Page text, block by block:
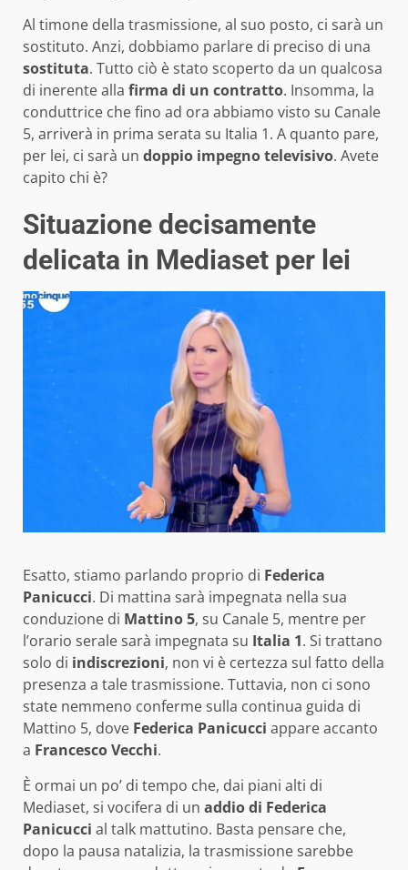
Al timone della trasmissione, al suo posto, ci sarà un
sostituto. Anzi, dobbiamo parlare di preciso di una
sostituta. Tutto ciò è stato scoperto da un qualcosa
di inerente alla firma di un contratto. Insomma, la
conduttrice che fino ad ora abbiamo visto su Canale
5, arriverà in prima serata su Italia 1. A quanto pare,
per lei, ci sarà un doppio impegno televisivo. Avete
capito chi è?
Situazione decisamente
delicata in Mediaset per lei
Esatto, stiamo parlando proprio di Federica
Panicucci. Di mattina sarà impegnata nella sua
conduzione di Mattino 5, su Canale 5, mentre per
l’orario serale sarà impegnata su Italia 1. Si trattano
solo di indiscrezioni, non vi è certezza sul fatto della
presenza a tale trasmissione. Tuttavia, non ci sono
state nemmeno conferme sulla continua guida di
Mattino 5, dove Federica Panicucci appare accanto
a Francesco Vecchi.
È ormai un po’ di tempo che, dai piani alti di
Mediaset, si vocifera di un addio di Federica
Panicucci al talk mattutino. Basta pensare che,
dopo la pausa natalizia, la trasmissione sarebbe